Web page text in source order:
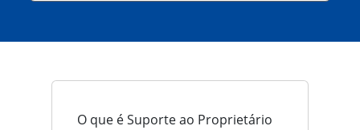
O que é Suporte ao Proprietário